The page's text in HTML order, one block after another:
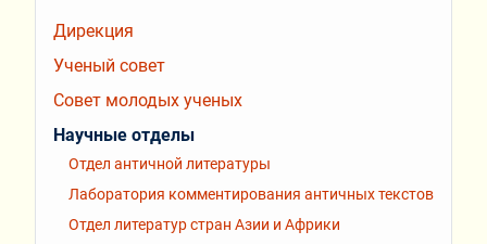
Дирекция
Ученый совет
Совет молодых ученых
Научные отделы
Отдел античной литературы
Лаборатория комментирования античных текстов
Отдел литератур стран Азии и Африки